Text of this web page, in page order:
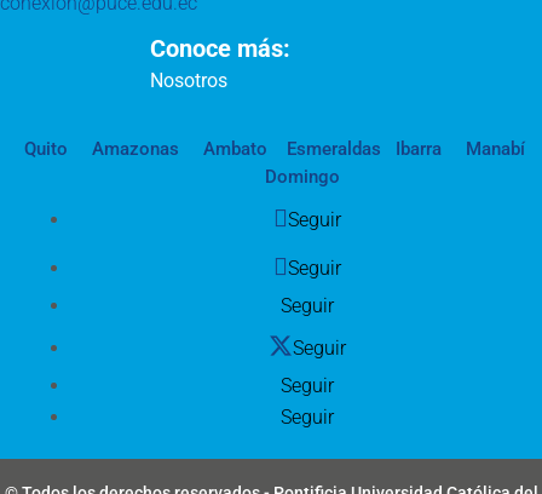
Conoce más:
Nosotros
Quito Amazonas Ambato Esmeraldas Ibarra
Manabí
Domingo
Seguir
Seguir
Seguir
Seguir
Seguir
Seguir